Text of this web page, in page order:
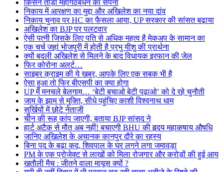
किसने तोड़ा महागठबंधन का सपना
निकाय में आरक्षण का मुद्दा और अखिलेश का नया दांव
निकाय चुनाव पर HC का फैसला आया, UP सरकार की सांसत बढ़ाया
अखिलेश का BJP पर पलटवार
ऐसी पत्नी जिसके लिए पति से अधिक महत्व है मेकअप के सामान का
एक चर्च जहां भोजपुरी में होती है प्रभु यीशु की प्रार्थना
क्यों बदली अखिलेश से मिलने के बाद विधायक इरफान की जेल
फिर कोरोना अलर्ट…
साइबर क्राइम की ये खबर, आपके लिए एक सबक भी है
ऐसा हुआ तो फिर बीएसपी का क्या होगा
UP में मनचले बेलगाम… ‘बेटी बचाओ बेटी पढ़ाओ’ को दे रहे चुनौती
जाम के झाम से मुक्ति, सीधे पहुंचिए काशी विश्वनाथ धाम
सुर्खियों में छोटे नेताजी
चीन की रूह कांप जाएगी, बताया BJP सांसद ने
हार्ट अटैक से मौत अब नहीं! बचाएगी BHU की हृदय महाकषाय औषधि
जानिए अखिलेश के अचानक कानपुर दौरे का रहस्य
बिना पद के बढ़ा कद, शिवपाल के घर लगने लगा जमावड़ा
PM के एक प्रोजेक्ट से लाखों को मिला रोजगार और करोड़ों की हुई आय
खतौली मैच : जीतने वाला मायूस क्यों ?